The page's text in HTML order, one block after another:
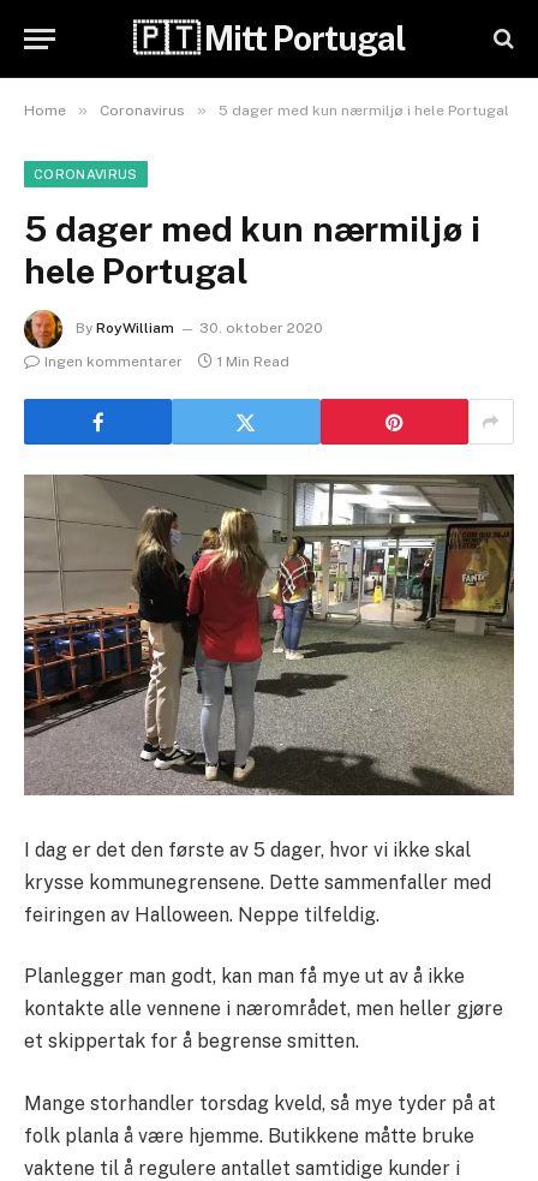
🇵🇹 Mitt Portugal
Home » Coronavirus » 5 dager med kun nærmiljø i hele Portugal
CORONAVIRUS
5 dager med kun nærmiljø i
hele Portugal
By RoyWilliam
30. oktober 2020
Ingen kommentarer
1 Min Read
I dag er det den første av 5 dager, hvor vi ikke skal
krysse kommunegrensene. Dette sammenfaller med
feiringen av Halloween. Neppe tilfeldig.
Planlegger man godt, kan man få mye ut av å ikke
kontakte alle vennene i nærområdet, men heller gjøre
et skippertak for å begrense smitten.
Mange storhandler torsdag kveld, så mye tyder på at
folk planla å være hjemme. Butikkene måtte bruke
vaktene til å regulere antallet samtidige kunder i